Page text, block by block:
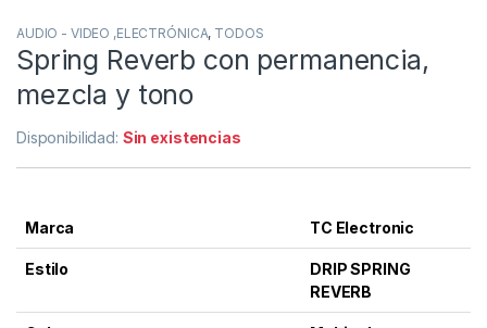
AUDIO - VIDEO ,ELECTRÓNICA, TODOS
Spring Reverb con permanencia,
mezcla y tono
Disponibilidad: Sin existencias
Marca TC Electronic
Estilo
DRIP SPRING
REVERB